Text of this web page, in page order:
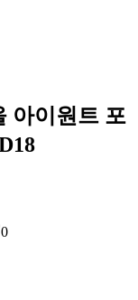
아이원트 포
0